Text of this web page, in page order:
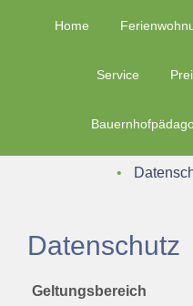
Home
Service
‌ • ‌
Datenschutz
Geltungsbereich